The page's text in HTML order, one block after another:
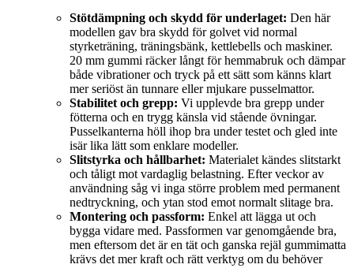
Stötdämpning och skydd för underlaget: Den här
modellen gav bra skydd för golvet vid normal
styrketräning, träningsbänk, kettlebells och maskiner.
20 mm gummi räcker långt för hemmabruk och dämpar
både vibrationer och tryck på ett sätt som känns klart
mer seriöst än tunnare eller mjukare pusselmattor.
Stabilitet och grepp: Vi upplevde bra grepp under
fötterna och en trygg känsla vid stående övningar.
Pusselkanterna höll ihop bra under testet och gled inte
isär lika lätt som enklare modeller.
Slitstyrka och hållbarhet: Materialet kändes slitstarkt
och tåligt mot vardaglig belastning. Efter veckor av
användning såg vi inga större problem med permanent
nedtryckning, och ytan stod emot normalt slitage bra.
Montering och passform: Enkel att lägga ut och
bygga vidare med. Passformen var genomgående bra,
men eftersom det är en tät och ganska rejäl gummimatta
krävs det mer kraft och rätt verktyg om du behöver